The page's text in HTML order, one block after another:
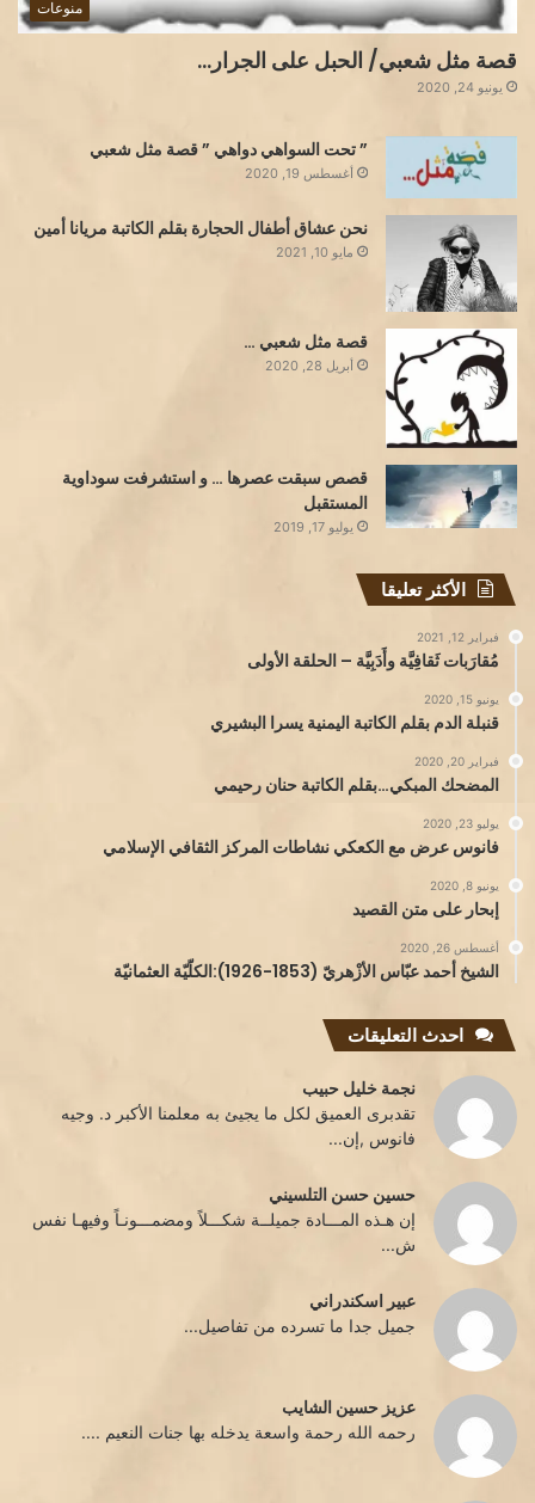
منوعات
قصة مثل شعبي/ الحبل على الجرار…
يونيو 24, 2020
” تحت السواهي دواهي ” قصة مثل شعبي
أغسطس 19, 2020
نحن عشاق أطفال الحجارة بقلم الكاتبة مريانا أمين
مايو 10, 2021
قصة مثل شعبي …
أبريل 28, 2020
قصص سبقت عصرها … و استشرفت سوداوية
المستقبل
يوليو 17, 2019
الأكثر تعليقا
فبراير 12, 2021
مُقارَبات ثَقافِيَّة وأَدَبِيَّة – الحلقة الأولى
يونيو 15, 2020
قنبلة الدم بقلم الكاتبة اليمنية يسرا البشيري
فبراير 20, 2020
المضحك المبكي…بقلم الكاتبة حنان رحيمي
يوليو 23, 2020
فانوس عرض مع الكعكي نشاطات المركز الثقافي الإسلامي
يونيو 8, 2020
إبحار على متن القصيد
أغسطس 26, 2020
الشيخ أحمد عبّاس الأزْهريّ (1853-1926):الكلّيّة العثمانيّة
احدث التعليقات
نجمة خليل حبيب
تقدبرى العميق لكل ما يجيئ به معلمنا الأكبر د. وجيه
فانوس ,إن...
حسين حسن التلسيني
إن هـذه المـــادة جميلــة شكـــلاً ومضمـــونـاً وفيهـا نفس
ش...
عبير اسكندراني
جميل جدا ما تسرده من تفاصيل...
عزيز حسين الشايب
رحمه الله رحمة واسعة يدخله بها جنات النعيم ....